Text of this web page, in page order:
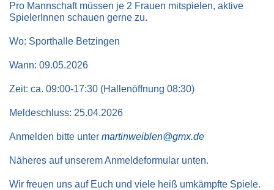
Pro Mannschaft müssen je 2 Frauen mitspielen, aktive
SpielerInnen schauen gerne zu.
Wo: Sporthalle Betzingen
Wann: 09.05.2026
Zeit: ca. 09:00-17:30 (Hallenöffnung 08:30)
Meldeschluss: 25.04.2026
Anmelden bitte unter martinweiblen@gmx.de
Näheres auf unserem Anmeldeformular unten.
Wir freuen uns auf Euch und viele heiß umkämpfte Spiele.